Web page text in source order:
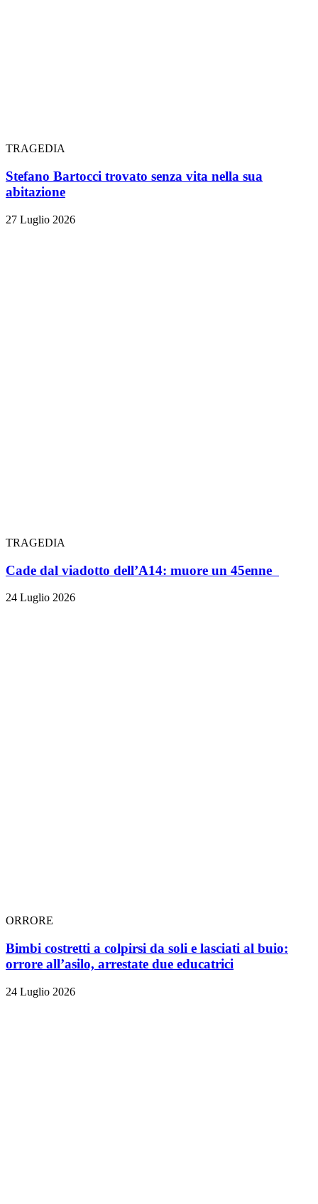
TRAGEDIA
Stefano Bartocci trovato senza vita nella sua
abitazione
27 Luglio 2026
TRAGEDIA
Cade dal viadotto dell’A14: muore un 45enne
24 Luglio 2026
ORRORE
Bimbi costretti a colpirsi da soli e lasciati al buio:
orrore all’asilo, arrestate due educatrici
24 Luglio 2026